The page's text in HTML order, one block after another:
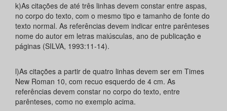
k)As citações de até três linhas devem constar entre aspas,
no corpo do texto, com o mesmo tipo e tamanho de fonte do
texto normal. As referências devem indicar entre parênteses
nome do autor em letras maiúsculas, ano de publicação e
páginas (SILVA, 1993:11-14).
l)As citações a partir de quatro linhas devem ser em Times
New Roman 10, com recuo esquerdo de 4 cm. As
referências devem constar no corpo do texto, entre
parênteses, como no exemplo acima.